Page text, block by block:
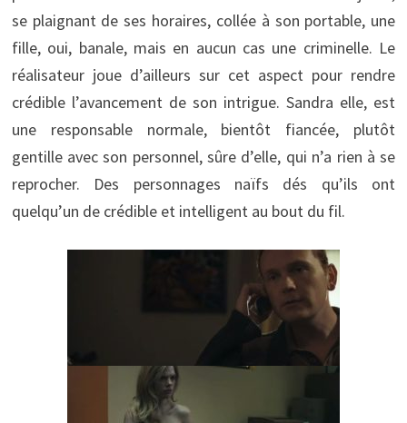
se plaignant de ses horaires, collée à son portable, une
fille, oui, banale, mais en aucun cas une criminelle. Le
réalisateur joue d’ailleurs sur cet aspect pour rendre
crédible l’avancement de son intrigue. Sandra elle, est
une responsable normale, bientôt fiancée, plutôt
gentille avec son personnel, sûre d’elle, qui n’a rien à se
reprocher. Des personnages naïfs dés qu’ils ont
quelqu’un de crédible et intelligent au bout du fil.